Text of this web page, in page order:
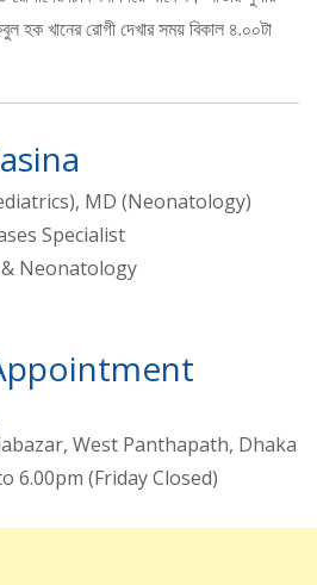
হক খানের রোগী দেখার সময় বিকাল ৪.০০টা
MD (Neonatology)
Specialist
Neonatology
West Panthapath, Dhaka
6.00pm (Friday Closed)